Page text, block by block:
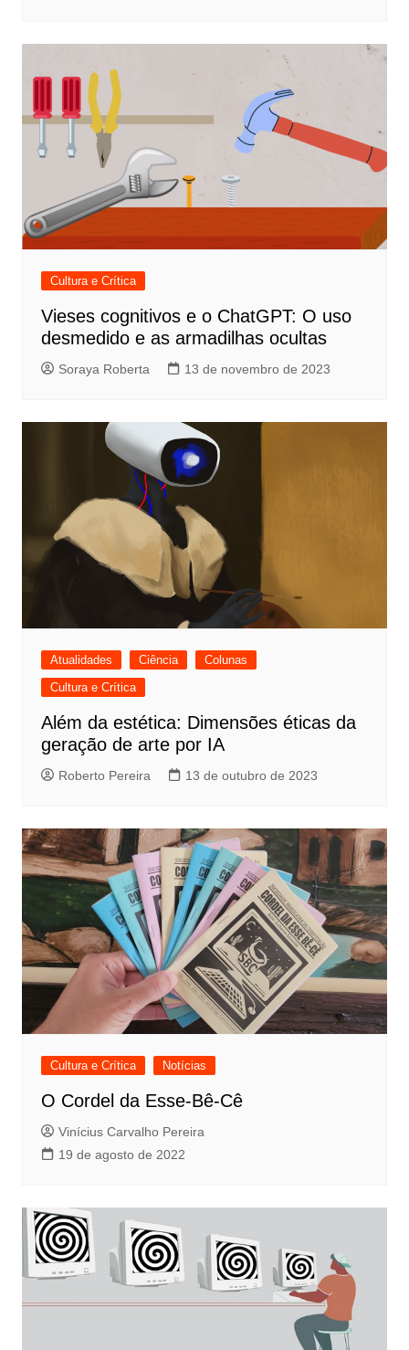
Cultura e Crítica
Vieses cognitivos e o ChatGPT: O uso
desmedido e as armadilhas ocultas
Soraya Roberta 13 de novembro de 2023
Atualidades Ciência
Colunas
Cultura e Crítica
Além da estética: Dimensões éticas da
geração de arte por IA
Roberto Pereira 13 de outubro de 2023
Cultura e Crítica Notícias
O Cordel da Esse-Bê-Cê
Vinícius Carvalho Pereira
19 de agosto de 2022